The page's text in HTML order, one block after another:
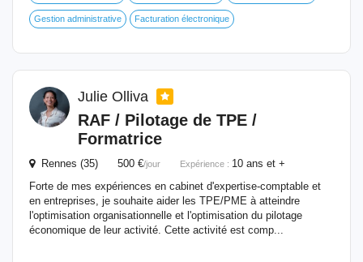
Gestion administrative Facturation électronique
Julie Olliva
RAF / Pilotage de TPE /
Formatrice
Rennes (35) 500 €/jour Expérience : 10 ans et +
Forte de mes expériences en cabinet d'expertise-comptable et
en entreprises, je souhaite aider les TPE/PME à atteindre
l'optimisation organisationnelle et l'optimisation du pilotage
économique de leur activité. Cette activité est comp...